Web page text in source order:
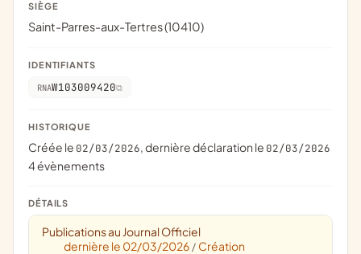
SIÈGE
Saint-Parres-aux-Tertres (10410)
IDENTIFIANTS
RNAW103009420
HISTORIQUE
Créée le 02/03/2026, dernière déclaration le 02/03/2026
4 évènements
DÉTAILS
Publications au Journal Officiel
dernière le 02/03/2026 / Création